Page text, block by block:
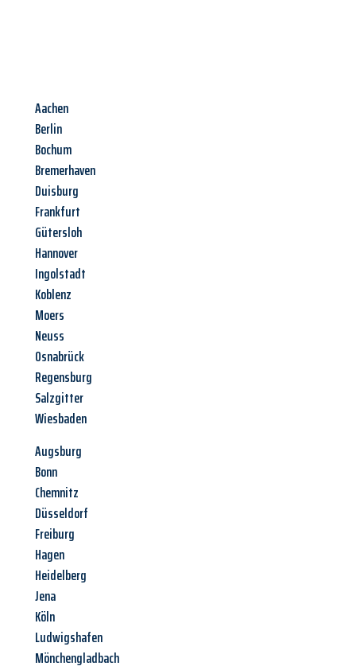
Aachen
Berlin
Bochum
Bremerhaven
Duisburg
Frankfurt
Gütersloh
Hannover
Ingolstadt
Koblenz
Moers
Neuss
Osnabrück
Regensburg
Salzgitter
Wiesbaden
Augsburg
Bonn
Chemnitz
Düsseldorf
Freiburg
Hagen
Heidelberg
Jena
Köln
Ludwigshafen
Mönchengladbach